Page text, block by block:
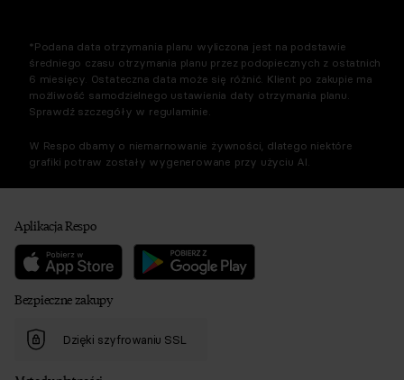
*Podana data otrzymania planu wyliczona jest na podstawie
średniego czasu otrzymania planu przez podopiecznych z ostatnich
6 miesięcy. Ostateczna data może się różnić. Klient po zakupie ma
możliwość samodzielnego ustawienia daty otrzymania planu.
Sprawdź szczegóły w regulaminie.
W Respo dbamy o niemarnowanie żywności, dlatego niektóre
grafiki potraw zostały wygenerowane przy użyciu AI.
Aplikacja Respo
Bezpieczne zakupy
Dzięki szyfrowaniu SSL